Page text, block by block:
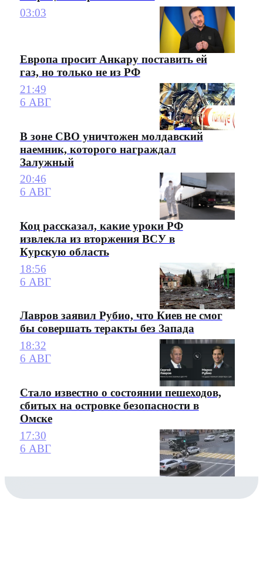
03:03
Европа просит Анкару поставить ей
газ, но только не из РФ
21:49
6 АВГ
В зоне СВО уничтожен молдавский
наемник, которого награждал
Залужный
20:46
6 АВГ
Коц рассказал, какие уроки РФ
извлекла из вторжения ВСУ в
Курскую область
18:56
6 АВГ
Лавров заявил Рубио, что Киев не смог
бы совершать теракты без Запада
18:32
6 АВГ
Стало известно о состоянии пешеходов,
сбитых на островке безопасности в
Омске
17:30
6 АВГ